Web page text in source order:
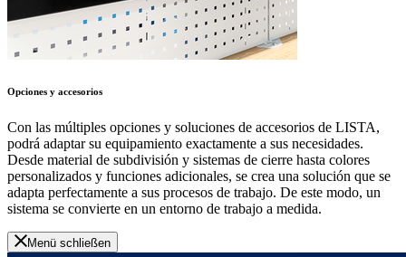
Opciones y accesorios
Con las múltiples opciones y soluciones de accesorios de LISTA,
podrá adaptar su equipamiento exactamente a sus necesidades.
Desde material de subdivisión y sistemas de cierre hasta colores
personalizados y funciones adicionales, se crea una solución que se
adapta perfectamente a sus procesos de trabajo. De este modo, un
sistema se convierte en un entorno de trabajo a medida.
Menü schließen